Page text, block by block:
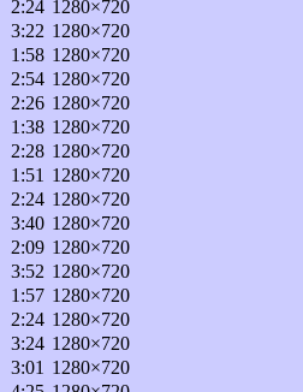
2:24 1280×720
3:22 1280×720
1:58 1280×720
2:54 1280×720
2:26 1280×720
1:38 1280×720
2:28 1280×720
1:51 1280×720
2:24 1280×720
3:40 1280×720
2:09 1280×720
3:52 1280×720
1:57 1280×720
2:24 1280×720
3:24 1280×720
3:01 1280×720